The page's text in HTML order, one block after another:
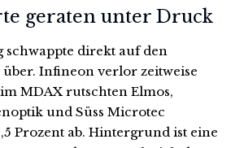
geraten unter Druck
direkt auf den
Infineon verlor zeitweise
MDAX rutschten Elmos,
und Süss Microtec
Prozent ab. Hintergrund ist eine